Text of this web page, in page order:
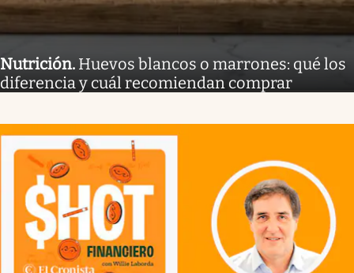
Nutrición. Huevos blancos o marrones: qué los
diferencia y cuál recomiendan comprar